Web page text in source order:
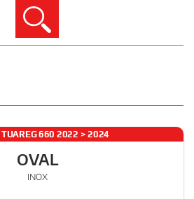
Cerca
660 2022 > 2024
OVAL
INOX